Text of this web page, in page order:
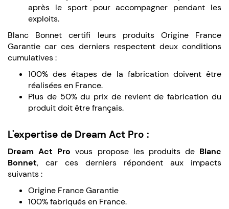
après le sport pour accompagner pendant les
exploits.
Blanc Bonnet certifi leurs produits Origine France
Garantie car ces derniers respectent deux conditions
cumulatives :
100% des étapes de la fabrication doivent être
réalisées en France.
Plus de 50% du prix de revient de fabrication du
produit doit être français.
L'expertise de Dream Act Pro :
Dream Act Pro vous propose les produits de Blanc
Bonnet, car ces derniers répondent aux impacts
suivants :
Origine France Garantie
100% fabriqués en France.